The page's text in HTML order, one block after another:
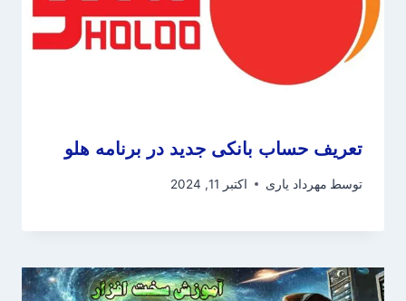
تعریف حساب بانکی جدید در برنامه هلو
توسط مهرداد یاری اکتبر 11, 2024